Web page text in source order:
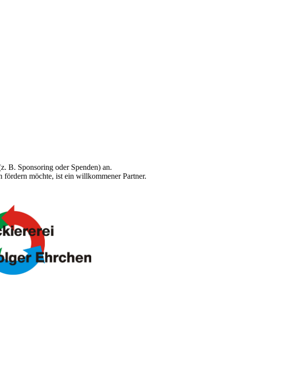
B. Sponsoring oder Spenden) an.
fördern möchte, ist ein willkommener Partner.